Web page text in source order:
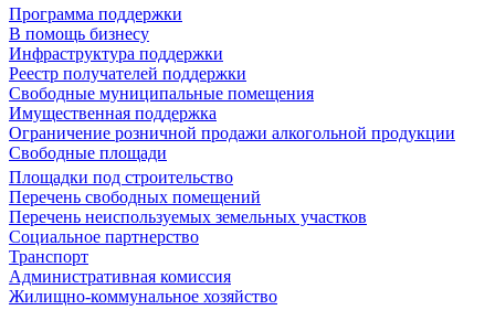
Программа поддержки
В помощь бизнесу
Инфраструктура поддержки
Реестр получателей поддержки
Свободные муниципальные помещения
Имущественная поддержка
Ограничение розничной продажи алкогольной продукции
Свободные площади
Площадки под строительство
Перечень свободных помещений
Перечень неиспользуемых земельных участков
Социальное партнерство
Транспорт
Административная комиссия
Жилищно-коммунальное хозяйство